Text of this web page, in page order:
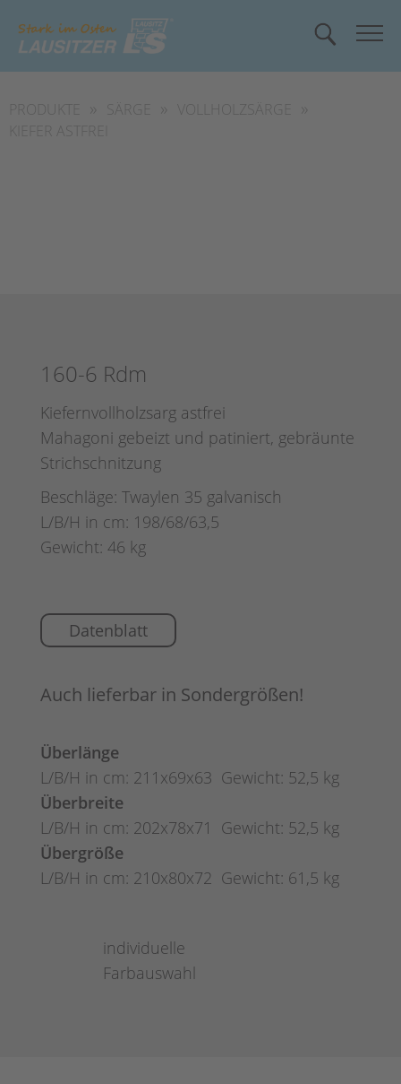
PRODUKTE SÄRGE VOLLHOLZSÄRGE
KIEFER ASTFREI
160-6 Rdm
Kiefernvollholzsarg astfrei
Mahagoni gebeizt und patiniert, gebräunte
Strichschnitzung
Beschläge: Twaylen 35 galvanisch
L/B/H in cm: 198/68/63,5
Gewicht: 46 kg
Datenblatt
Auch lieferbar in Sondergrößen!
Überlänge
L/B/H in cm: 211x69x63 Gewicht: 52,5 kg
Überbreite
L/B/H in cm: 202x78x71 Gewicht: 52,5 kg
Übergröße
L/B/H in cm: 210x80x72 Gewicht: 61,5 kg
individuelle
Farbauswahl